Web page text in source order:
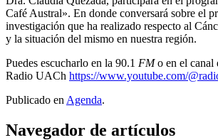
Café Austral». En donde conversará sobre el
investigación que ha realizado respecto al
y la situación del mismo en nuestra región.
Puedes escucharlo en la 90.1 FMo en el canal
Radio UACh https://www.youtube.com/
Publicado en Agenda.
Navegador de artículos